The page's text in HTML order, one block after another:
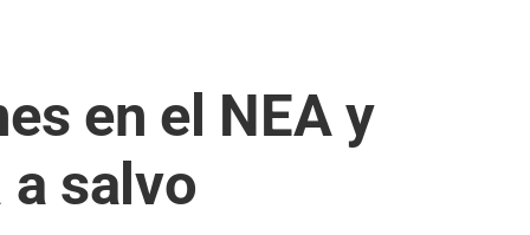
en el NEA y
salvo